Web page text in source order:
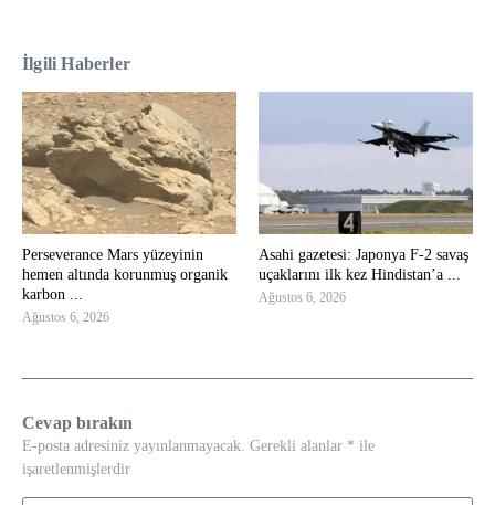
İlgili Haberler
Perseverance Mars yüzeyinin
hemen altında korunmuş organik
karbon ...
Ağustos 6, 2026
Asahi gazetesi: Japonya F-2 savaş
uçaklarını ilk kez Hindistan’a ...
Ağustos 6, 2026
Cevap bırakın
E-posta adresiniz yayınlanmayacak. Gerekli alanlar * ile
işaretlenmişlerdir